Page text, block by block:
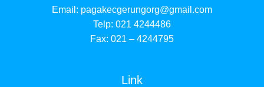
Email: pagakecgerungorg@gmail.com
Telp: 021 4244486
Fax: 021 – 4244795
Link